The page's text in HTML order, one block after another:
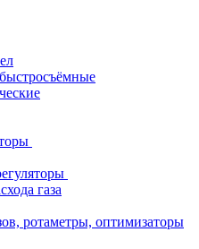
газа
ротаметры, оптимизаторы